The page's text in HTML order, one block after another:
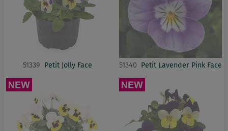
51339 Petit Jolly Face 51340 Petit Lavender Pink Face